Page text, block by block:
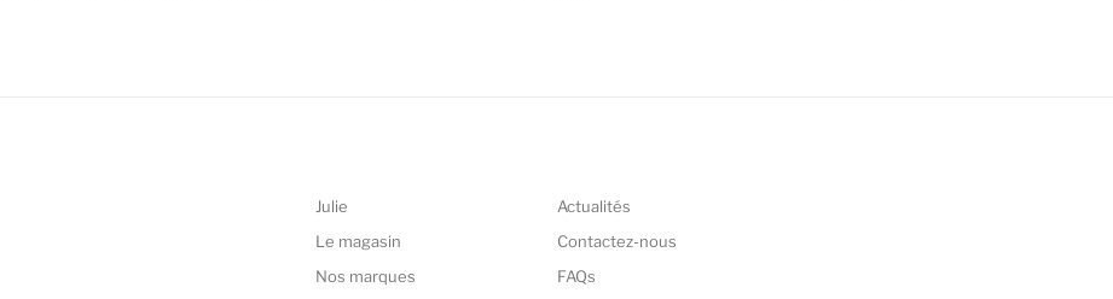
Julie
Le magasin
Nos marques
Actualités
Contactez-nous
FAQs